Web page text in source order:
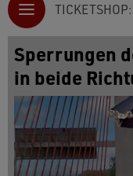
TICKETSHOP:
Sperrungen
in beide